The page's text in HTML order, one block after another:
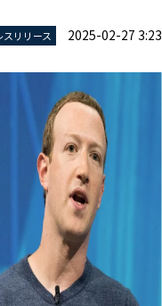
スリリース 2025-02-27 3:23